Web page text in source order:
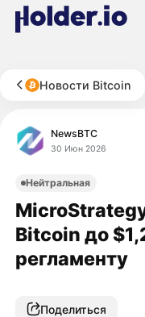
Новости Bitcoin
NewsBTC
30 Июн 2026
Нейтральная
Bitcoin до
регламенту
Поделиться